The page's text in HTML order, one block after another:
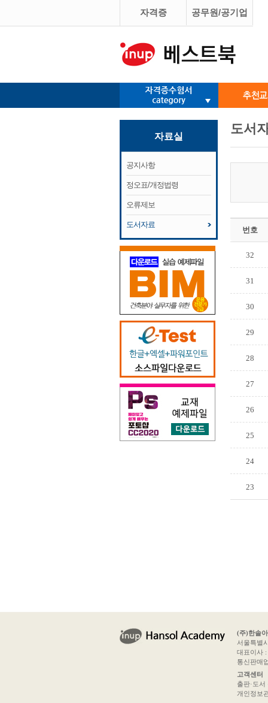
자격증 공무원/공기업
자료실
공지사항
정오표/개정법령
오류제보
도서자료
도서
번호
32
31
30
29
28
27
26
25
24
23
(주)한솔
서울특별
대표이사
통신판매
고객센터
출판·도
개인정보